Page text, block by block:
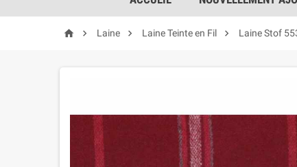
  Laine  Laine Teinte en Fil  Laine Stof